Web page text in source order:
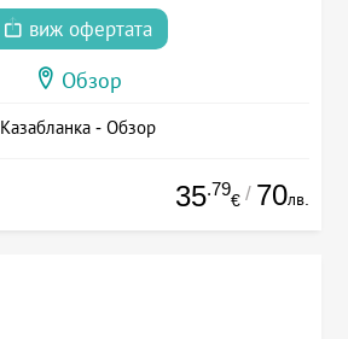
виж офертата
Обзор
Казабланка - Обзор
35.79
€ / 70лв.